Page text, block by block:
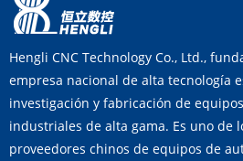
Hengli CNC Technology Co., Ltd.,
empresa nacional de alta tecnología
investigación y fabricación de
industriales de alta gama. Es uno de
proveedores chinos de equipos de